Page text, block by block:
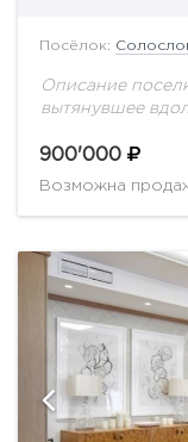
Посёлок:
Описание
вытянувшее
элитных
комплекс
900'000
Возможна